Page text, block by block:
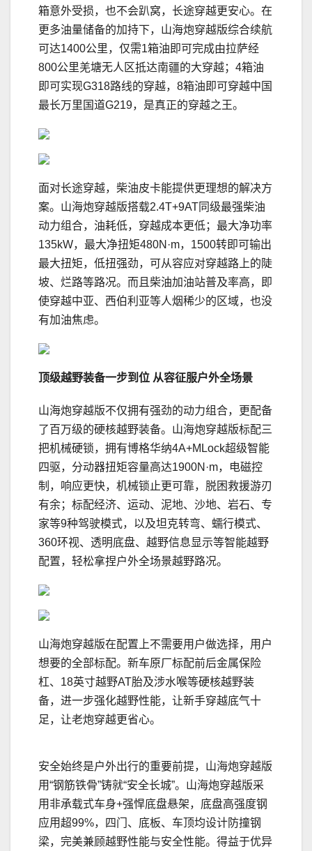
箱意外受损，也不会趴窝，长途穿越更安心。在
更多油量储备的加持下，山海炮穿越版综合续航
可达1400公里，仅需1箱油即可完成由拉萨经
800公里羌塘无人区抵达南疆的大穿越；4箱油
即可实现G318路线的穿越，8箱油即可穿越中国
最长万里国道G219，是真正的穿越之王。
面对长途穿越，柴油皮卡能提供更理想的解决方
案。山海炮穿越版搭载2.4T+9AT同级最强柴油
动力组合，油耗低，穿越成本更低；最大净功率
135kW，最大净扭矩480N·m，1500转即可输出
最大扭矩，低扭强劲，可从容应对穿越路上的陡
坡、烂路等路况。而且柴油加油站普及率高，即
使穿越中亚、西伯利亚等人烟稀少的区域，也没
有加油焦虑。
顶级越野装备一步到位 从容征服户外全场景
山海炮穿越版不仅拥有强劲的动力组合，更配备
了百万级的硬核越野装备。山海炮穿越版标配三
把机械硬锁，拥有博格华纳4A+MLock超级智能
四驱，分动器扭矩容量高达1900N·m，电磁控
制，响应更快，机械锁止更可靠，脱困救援游刃
有余；标配经济、运动、泥地、沙地、岩石、专
家等9种驾驶模式，以及坦克转弯、蠕行模式、
360环视、透明底盘、越野信息显示等智能越野
配置，轻松拿捏户外全场景越野路况。
山海炮穿越版在配置上不需要用户做选择，用户
想要的全部标配。新车原厂标配前后金属保险
杠、18英寸越野AT胎及涉水喉等硬核越野装
备，进一步强化越野性能，让新手穿越底气十
足，让老炮穿越更省心。
安全始终是户外出行的重要前提，山海炮穿越版
用“钢筋铁骨”铸就“安全长城”。山海炮穿越版采
用非承载式车身+强悍底盘悬架，底盘高强度钢
应用超99%，四门、底板、车顶均设计防撞钢
梁，完美兼顾越野性能与安全性能。得益于优异